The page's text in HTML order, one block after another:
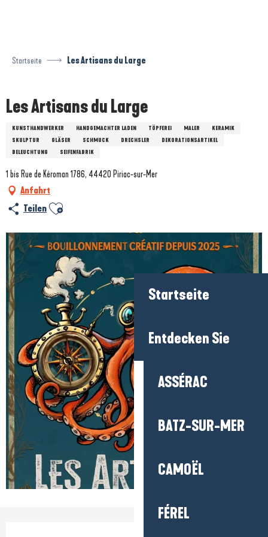
Startseite
Entdecken Sie
ASSÉRAC
BATZ-SUR-MER
CAMOËL
FÉREL
Startseite Les Artisans du Large
Les Artisans du Large
KUNSTHANDWERKER HANDGEMACHTER LADEN TÖPFEREI MALER
KERAMIK
SKULPTUR
GLÄSER SCHMUCK DRECHSLER
DEKORATIONSARTIKEL
BELEUCHTUNG
SEIFENFABRIK
1 bis Rue de Kéroman 1786, 44420 Piriac-sur-Mer
Anfahrt
Teilen Ajouter aux favoris